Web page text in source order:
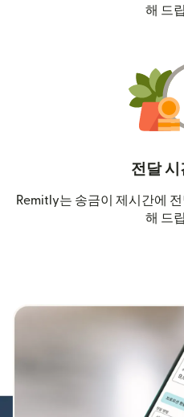
해 드
전달 시
Remitly는 송금이 제시간에
해 드